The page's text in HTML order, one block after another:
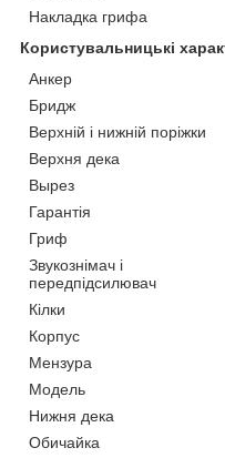
Накладка грифа
Користувальницькі
Анкер
Бридж
Верхній і нижній поріжки
Верхня дека
Вырез
Гарантія
Гриф
Звукознімач і
передпідсилювач
Кілки
Корпус
Мензура
Мoдель
Нижня дека
Обичайка